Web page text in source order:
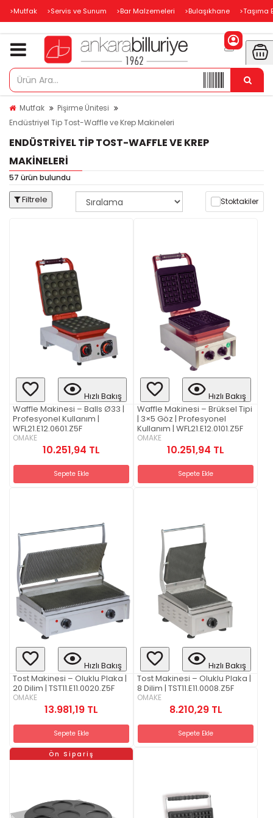
>Mutfak >Servis ve Sunum >Bar Malzemeleri >Bulaşıkhane >Taşıma
Mutfak
Pişirme Ünitesi
Endüstriyel Tip Tost-Waffle ve Krep Makineleri
ENDÜSTRIYEL TIP TOST-WAFFLE VE KREP
MAKINELERI
57 ürün bulundu
Filtrele Stoktakiler
Hızlı Bakış
Waffle Makinesi – Balls Ø33 |
Profesyonel Kullanım |
WFL21.E12.0601.Z5F
OMAKE
10.251,94 TL
Sepete Ekle
Hızlı Bakış
Waffle Makinesi – Brüksel Tipi
| 3×5 Göz | Profesyonel
Kullanım | WFL21.E12.0101.Z5F
OMAKE
10.251,94 TL
Sepete Ekle
Hızlı Bakış
Tost Makinesi – Oluklu Plaka |
20 Dilim | TST11.E11.0020.Z5F
OMAKE
13.981,19 TL
Sepete Ekle
Hızlı Bakış
Tost Makinesi – Oluklu Plaka |
8 Dilim | TST11.E11.0008.Z5F
OMAKE
8.210,29 TL
Sepete Ekle
Ön Sipariş